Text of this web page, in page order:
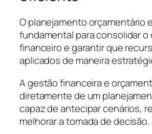
O planejamento orçamentário
fundamental para consolidar o
financeiro e garantir que
aplicados de maneira
A gestão financeira e
diretamente de um
capaz de antecipar cenários,
melhorar a tomada de decisão.